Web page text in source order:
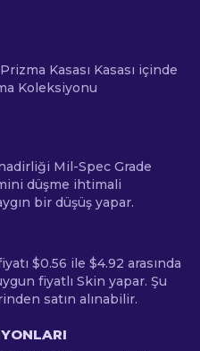
Kasası Kasası içinde
Koleksiyonu
Mil-Spec Grade
düşme ihtimali
bir düşüş yapar.
$0.56 ile $4.92 arasında
fiyatlı Skin yapar. Şu
satın alınabilir.